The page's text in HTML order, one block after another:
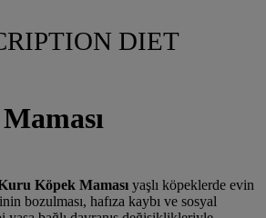
DIET
Köpek Maması yaşlı köpeklerde evin
bozulması, hafıza kaybı ve sosyal